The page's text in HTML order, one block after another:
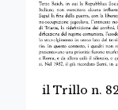
il Trillo n. 82